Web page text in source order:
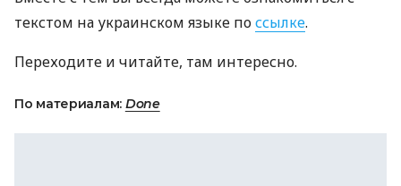
текстом на украинском языке поссылке.
Переходите и читайте, там интересно.
По материалам: Done